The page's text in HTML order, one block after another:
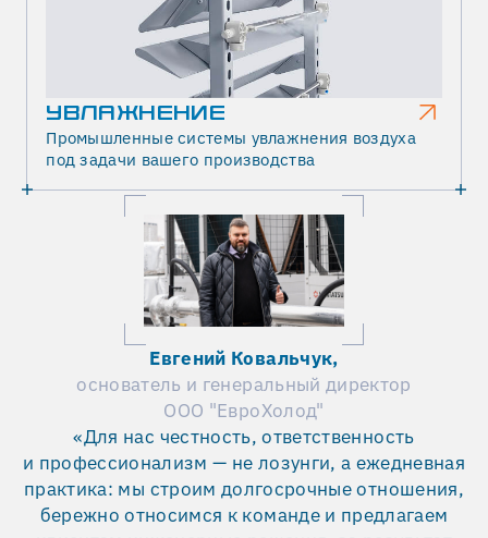
УВЛАЖНЕНИЕ
Промышленные системы увлажнения воздуха
под задачи вашего производства
Евгений Ковальчук,
основатель и генеральный директор
ООО "ЕвроХолод"
«Для нас честность, ответственность
и профессионализм — не лозунги, а ежедневная
практика: мы строим долгосрочные отношения,
бережно относимся к команде и предлагаем